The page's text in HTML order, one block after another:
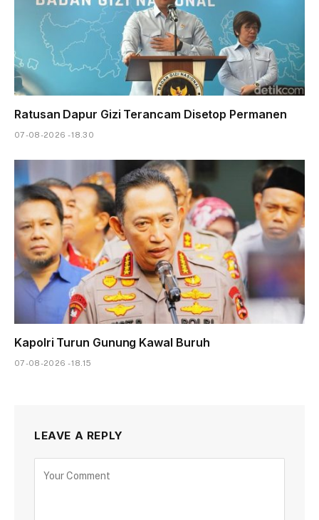
Ratusan Dapur Gizi Terancam Disetop Permanen
07-08-2026 - 18.30
Kapolri Turun Gunung Kawal Buruh
07-08-2026 - 18.15
LEAVE A REPLY